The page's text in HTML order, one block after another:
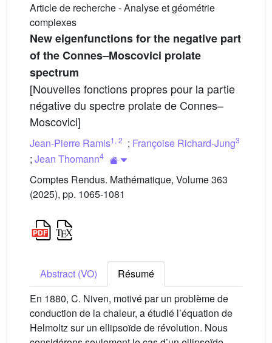
Article de recherche - Analyse et géométrie
complexes
New eigenfunctions for the negative part
of the Connes–Moscovici prolate
spectrum
[Nouvelles fonctions propres pour la partie
négative du spectre prolate de Connes–
Moscovici]
Jean-Pierre Ramis1 , 2 ; Françoise Richard-Jung3
; Jean Thomann4
Comptes Rendus. Mathématique, Volume 363
(2025), pp. 1065-1081
Abstract (VO)
Résumé
En 1880, C. Niven, motivé par un problème de
conduction de la chaleur, a étudié l’équation de
Helmoltz sur un ellipsoïde de révolution. Nous